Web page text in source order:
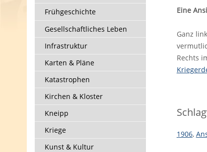
Frühgeschichte
Gesellschaftliches Leben
Infrastruktur
Karten & Pläne
Katastrophen
Kirchen & Kloster
Kneipp
Kriege
Kunst & Kultur
Eine
Ganz
Rechts
1906,